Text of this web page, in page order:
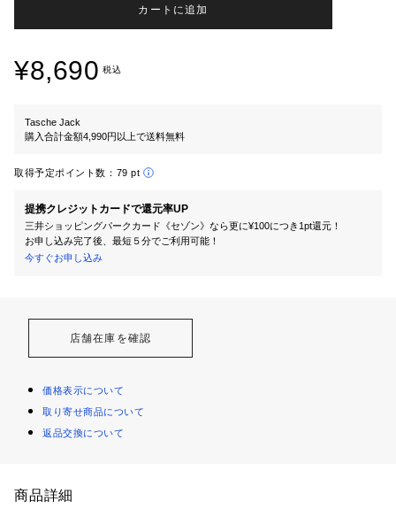
カートに追加
¥8,690 税込
Tasche Jack
購入合計金額4,990円以上で送料無料
取得予定ポイント数： 79 pt
提携クレジットカードで還元率UP
三井ショッピングパークカード《セゾン》なら更に¥100につき1pt還元！
お申し込み完了後、最短５分でご利用可能！
今すぐお申し込み
店舗在庫を確認
価格表示について
取り寄せ商品について
返品交換について
商品詳細